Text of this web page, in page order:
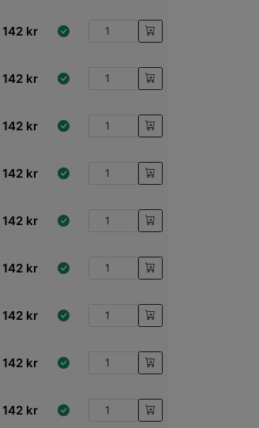
142 kr
142 kr
142 kr
142 kr
142 kr
142 kr
142 kr
142 kr
142 kr